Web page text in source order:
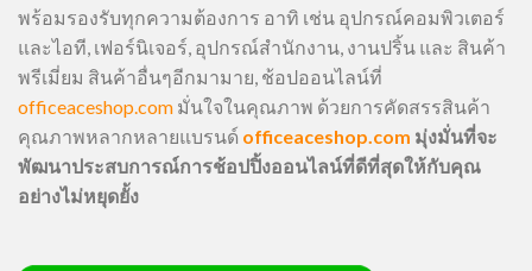
พร้อมรองรับทุกความต้องการ อาทิ เช่น อุปกรณ์คอมพิวเตอร์
และไอที, เฟอร์นิเจอร์, อุปกรณ์สำนักงาน, งานปริ้น และ สินค้า
พรีเมี่ยม สินค้าอื่นๆอีกมามาย, ช้อปออนไลน์ที่
officeaceshop.com มั่นใจในคุณภาพ ด้วยการคัดสรรสินค้า
คุณภาพหลากหลายแบรนด์ officeaceshop.com มุ่งมั่นที่จะ
พัฒนาประสบการณ์การช้อปปิ้งออนไลน์ที่ดีที่สุดให้กับคุณ
อย่างไม่หยุดยั้ง